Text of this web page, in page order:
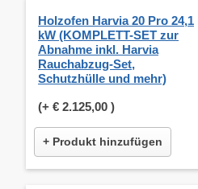
Holzofen Harvia 20 Pro 24,1
kW (KOMPLETT-SET zur
Abnahme inkl. Harvia
Rauchabzug-Set,
Schutzhülle und mehr)
(+ € 2.125,00 )
+ Produkt hinzufügen